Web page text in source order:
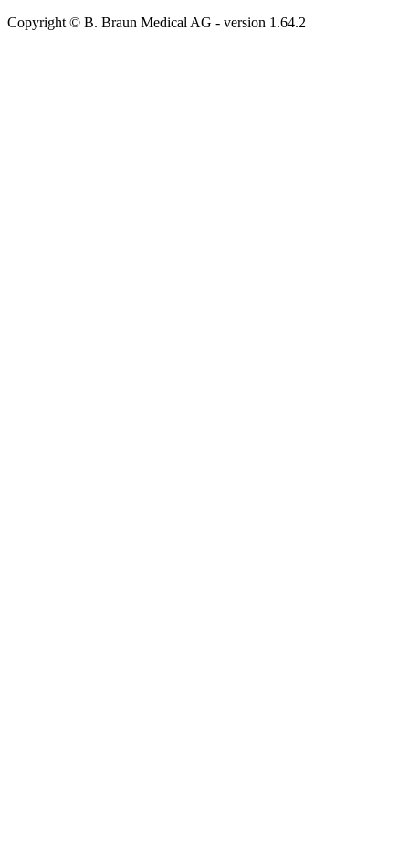
Copyright © B. Braun Medical AG - version 1.64.2